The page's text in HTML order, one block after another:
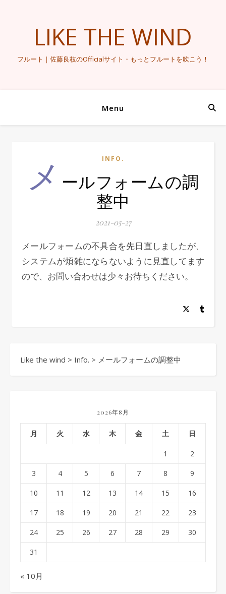
LIKE THE WIND
フルート｜佐藤良枝のOfficialサイト・もっとフルートを吹こう！
Menu
INFO.
メ ールフォームの調
整中
2021-05-27
メールフォームの不具合を先日直しましたが、
システムが煩雑にならないように見直してます
ので、お問い合わせは少々お待ちください。
Like the wind > Info. > メールフォームの調整中
2026年8月
月 火 水 木 金 土 日
1 2
3 4 5 6 7 8 9
10 11 12 13 14 15 16
17 18 19 20 21 22 23
24 25 26 27 28 29 30
31
« 10月